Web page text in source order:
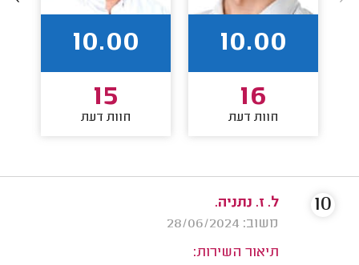
10.00
16
חוות דעת
10.00
15
חוות דעת
ל. ז. נתניה.
משוב: 28/06/2024
תיאור השירות:
10